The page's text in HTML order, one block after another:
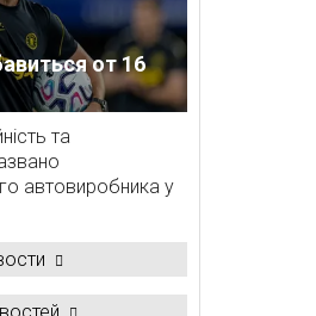
от 16
та
автовиробника у